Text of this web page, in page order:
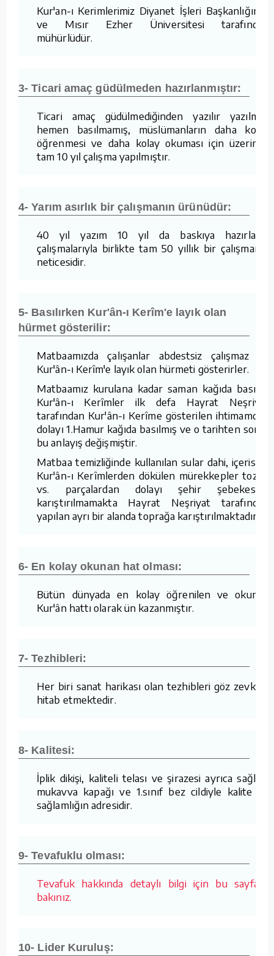
Kur'an-ı Kerimlerimiz Diyanet İşleri Başkanlığımız
ve Mısır Ezher Üniversitesi tarafından
mühürlüdür.
3- Ticari amaç güdülmeden hazırlanmıştır:
Ticari amaç güdülmediğinden yazılır yazılmaz
hemen basılmamış, müslümanların daha kolay
öğrenmesi ve daha kolay okuması için üzerinde
tam 10 yıl çalışma yapılmıştır.
4- Yarım asırlık bir çalışmanın ürünüdür:
40 yıl yazım 10 yıl da baskıya hazırlama
çalışmalarıyla birlikte tam 50 yıllık bir çalışmanın
neticesidir.
5- Basılırken Kur'ân-ı Kerîm'e layık olan
hürmet gösterilir:
Matbaamızda çalışanlar abdestsiz çalışmaz ve
Kur'ân-ı Kerîm'e layık olan hürmeti gösterirler.
Matbaamız kurulana kadar saman kağıda basılan
Kur'ân-ı Kerîmler ilk defa Hayrat Neşriyat
tarafından Kur'ân-ı Kerîme gösterilen ihtimamdan
dolayı 1.Hamur kağıda basılmış ve o tarihten sonra
bu anlayış değişmiştir.
Matbaa temizliğinde kullanılan sular dahi, içerisine
Kur'ân-ı Kerîmlerden dökülen mürekkepler tozlar
vs. parçalardan dolayı şehir şebekesine
karıştırılmamakta Hayrat Neşriyat tarafından
yapılan ayrı bir alanda toprağa karıştırılmaktadır.
6- En kolay okunan hat olması:
Bütün dünyada en kolay öğrenilen ve okunan
Kur'ân hattı olarak ün kazanmıştır.
7- Tezhibleri:
Her biri sanat harikası olan tezhibleri göz zevkine
hitab etmektedir.
8- Kalitesi:
İplik dikişi, kaliteli telası ve şirazesi ayrıca sağlam
mukavva kapağı ve 1.sınıf bez cildiyle kalite ve
sağlamlığın adresidir.
9- Tevafuklu olması:
Tevafuk hakkında detaylı bilgi için bu sayfaya
bakınız.
10- Lider Kuruluş: